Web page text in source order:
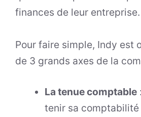
finances de leur entreprise.
Pour faire simple, Indy est
de 3 grands axes de la
La tenue comptable
tenir sa comptabilité